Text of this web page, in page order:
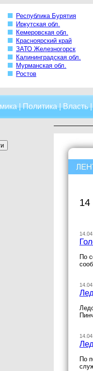
Республика Бурятия
Иркутская обл.
Кемеровская обл.
Красноярский край
ЗАТО Железногорск
Калининградская обл.
Мурманская обл.
Ростов
|Политика|Власть
14
По
По